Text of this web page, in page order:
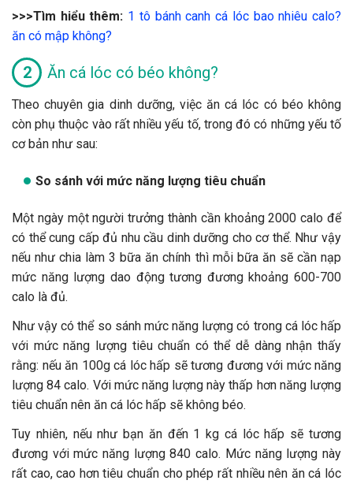
>>>Tìm hiểu thêm: 1 tô bánh canh cá lóc bao nhiêu calo?
ăn có mập không?
Ăn cá lóc có béo không?
Theo chuyên gia dinh dưỡng, việc ăn cá lóc có béo không
còn phụ thuộc vào rất nhiều yếu tố, trong đó có những yếu tố
cơ bản như sau:
So sánh với mức năng lượng tiêu chuẩn
Một ngày một người trưởng thành cần khoảng 2000 calo để
có thể cung cấp đủ nhu cầu dinh dưỡng cho cơ thể. Như vậy
nếu như chia làm 3 bữa ăn chính thì mỗi bữa ăn sẽ cần nạp
mức năng lượng dao động tương đương khoảng 600-700
calo là đủ.
Như vậy có thể so sánh mức năng lượng có trong cá lóc hấp
với mức năng lượng tiêu chuẩn có thể dễ dàng nhận thấy
rằng: nếu ăn 100g cá lóc hấp sẽ tương đương với mức năng
lượng 84 calo. Với mức năng lượng này thấp hơn năng lượng
tiêu chuẩn nên ăn cá lóc hấp sẽ không béo.
Tuy nhiên, nếu như bạn ăn đến 1 kg cá lóc hấp sẽ tương
đương với mức năng lượng 840 calo. Mức năng lượng này
rất cao, cao hơn tiêu chuẩn cho phép rất nhiều nên ăn cá lóc